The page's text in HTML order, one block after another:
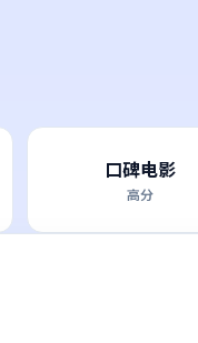
口碑电影
高分